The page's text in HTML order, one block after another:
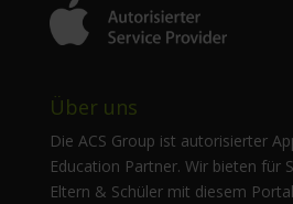
Über uns
Die ACS Group ist autorisierter
Education Partner. Wir bieten für
Eltern & Schüler mit diesem